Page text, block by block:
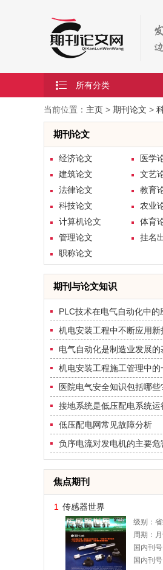
所有分类
当前位置： 主页 > 期刊论文 >
期刊论文
经济论文
医学
建筑论文
文艺
法律论文
教育
科技论文
农业
计算机论文
体育
管理论文
挂名
职称论文
期刊与论文知识
PLC技术在电气自动化中的
机电安装工程中不断应用新
电气自动化是制造业发展的
机电安装工程施工管理中的
医院电气安全知识包括哪些
接地系统是低压配电系统运
低压配电网常见故障分析
负序电流对发电机的主要危
焦点期刊
1 传感器世界
级别：省
周期：月
国内刊
国内刊